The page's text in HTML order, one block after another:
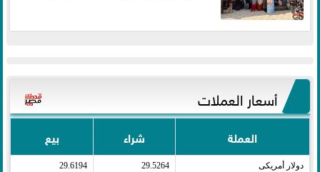
أسعار العملات
العملة شراء بيع
دولار أمريكى​ 29.5264
29.6194